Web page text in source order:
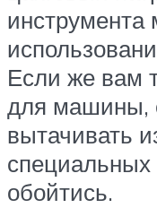
инструмента
Если же вам
для машины,
вытачивать
специальных
обойтись.